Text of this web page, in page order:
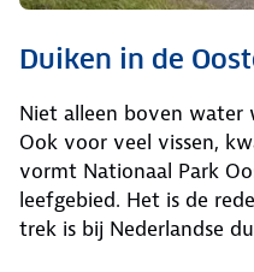
Duiken in de
Niet alleen boven
Ook voor veel vissen,
vormt Nationaal Park
leefgebied. Het is de
trek is bij Nederlandse